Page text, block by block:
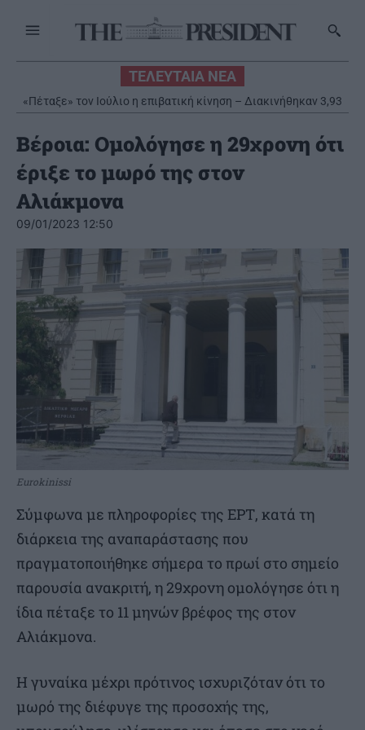
ΤΕΛΕΥΤΑΙΑ ΝΕΑ
«Πέταξε» τον Ιούλιο η επιβατική κίνηση – Διακινήθηκαν 3,93
εκατ. επιβάτες
Βέροια: Ομολόγησε η 29χρονη ότι
έριξε το μωρό της στον
Αλιάκμονα
09/01/2023 12:50
Eurokinissi
Σύμφωνα με πληροφορίες της ΕΡΤ, κατά τη
διάρκεια της αναπαράστασης που
πραγματοποιήθηκε σήμερα το πρωί στο σημείο
παρουσία ανακριτή, η 29χρονη ομολόγησε ότι η
ίδια πέταξε το 11 μηνών βρέφος της στον
Αλιάκμονα.
Η γυναίκα μέχρι πρότινος ισχυριζόταν ότι το
μωρό της διέφυγε της προσοχής της,